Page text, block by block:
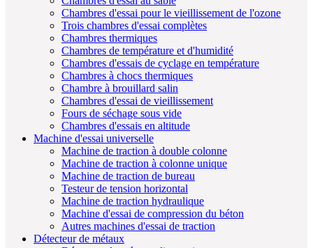
Chambres d'essai pour le vieillissement de l'ozone
Trois chambres d'essai complètes
Chambres thermiques
Chambres de température et d'humidité
Chambres d'essais de cyclage en température
Chambres à chocs thermiques
Chambre à brouillard salin
Chambres d'essai de vieillissement
Fours de séchage sous vide
Chambres d'essais en altitude
Machine d'essai universelle
Machine de traction à double colonne
Machine de traction à colonne unique
Machine de traction de bureau
Testeur de tension horizontal
Machine de traction hydraulique
Machine d'essai de compression du béton
Autres machines d'essai de traction
Détecteur de métaux